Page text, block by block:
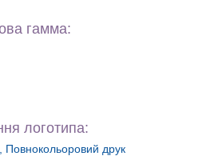
гамма:
логотипа:
Повнокольоровий друк